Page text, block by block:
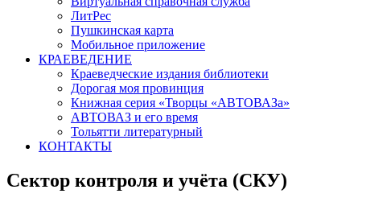
ЛитРес
Пушкинская карта
Мобильное приложение
КРАЕВЕДЕНИЕ
Краеведческие издания библиотеки
Дорогая моя провинция
Книжная серия «Творцы «АВТОВАЗа»
АВТОВАЗ и его время
Тольятти литературный
КОНТАКТЫ
Сектор контроля и учёта (СКУ)